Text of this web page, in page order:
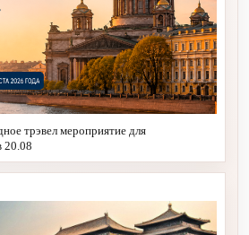
трэвел мероприятие для
20.08